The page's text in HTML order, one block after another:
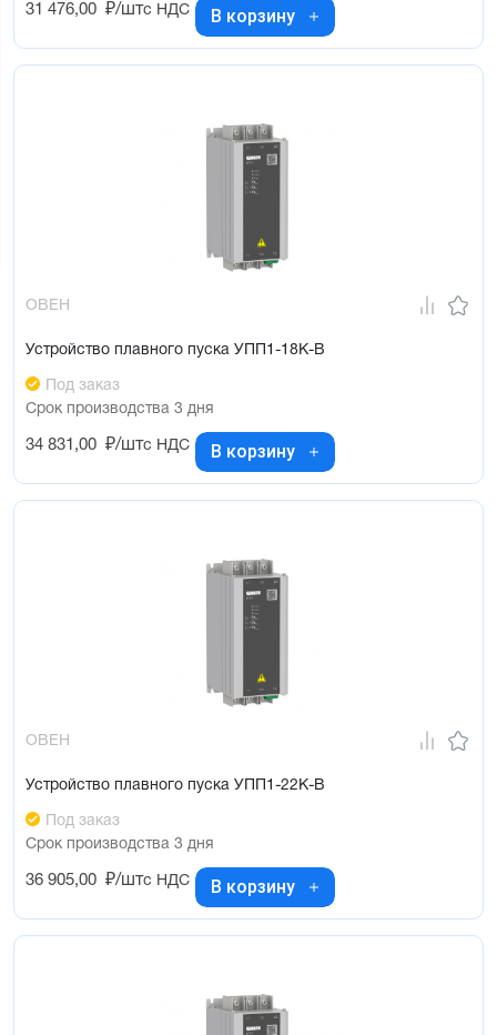
31 476,00 ₽/штс НДС В корзину
ОВЕН
Устройство плавного пуска УПП1-18К-В
Под заказ
Срок производства 3 дня
34 831,00 ₽/штс НДС В корзину
ОВЕН
Устройство плавного пуска УПП1-22К-В
Под заказ
Срок производства 3 дня
36 905,00 ₽/штс НДС В корзину